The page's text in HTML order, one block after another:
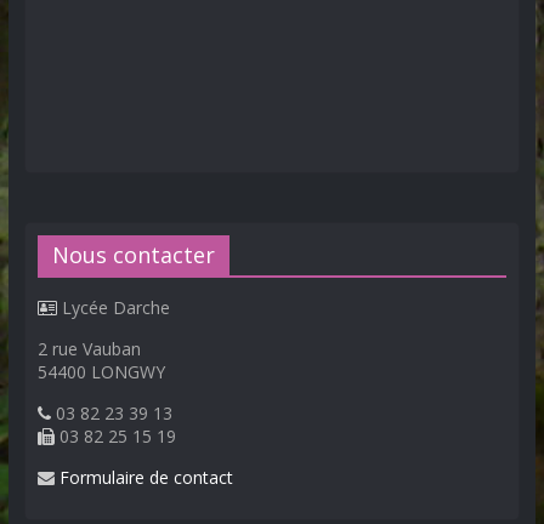
Nous contacter
Lycée Darche
2 rue Vauban
54400 LONGWY
03 82 23 39 13
03 82 25 15 19
Formulaire de contact